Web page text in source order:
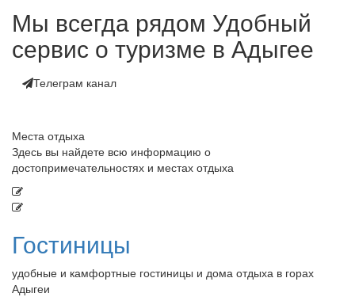
Мы всегда рядом Удобный
сервис о туризме в Адыгее
Телеграм канал
Места отдыха
Здесь вы найдете всю информацию о
достопримечательностях и местах отдыха
Гостиницы
удобные и камфортные гостиницы и дома отдыха в горах
Адыгеи